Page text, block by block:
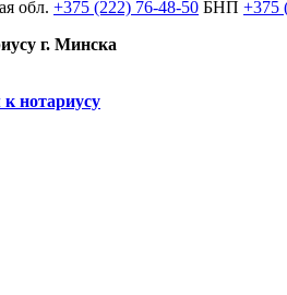
обл. +375 (222) 76-48-50 БНП +375
г. Минска
нотариусу